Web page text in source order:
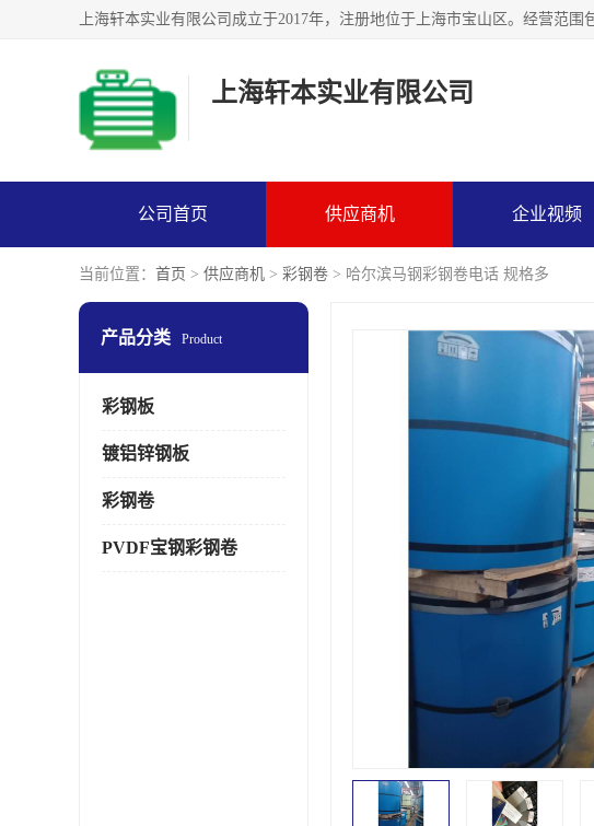
上海轩本实业有限公司
公司首页 供应商机 企业视频
当前位置： 首页 > 供应商机 > 彩钢卷 > 哈尔滨马钢彩钢卷电话 规格多
产品分类 Product
彩钢板
镀铝锌钢板
彩钢卷
PVDF宝钢彩钢卷